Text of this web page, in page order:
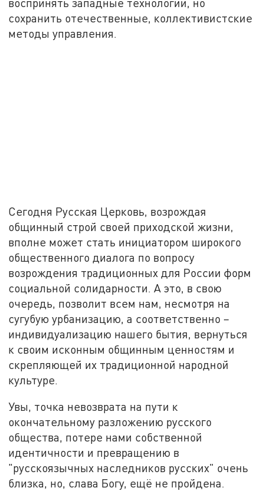
воспринять западные технологии, но
сохранить отечественные, коллективистские
методы управления.
Сегодня Русская Церковь, возрождая
общинный строй своей приходской жизни,
вполне может стать инициатором широкого
общественного диалога по вопросу
возрождения традиционных для России форм
социальной солидарности. А это, в свою
очередь, позволит всем нам, несмотря на
сугубую урбанизацию, а соответственно –
индивидуализацию нашего бытия, вернуться
к своим исконным общинным ценностям и
скрепляющей их традиционной народной
культуре.
Увы, точка невозврата на пути к
окончательному разложению русского
общества, потере нами собственной
идентичности и превращению в
"русскоязычных наследников русских" очень
близка, но, слава Богу, ещё не пройдена.